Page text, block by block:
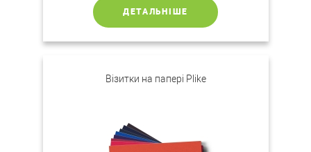
ДЕТАЛЬНІШЕ
Візитки на папері Plike